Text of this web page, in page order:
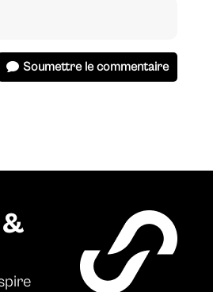
Soumettre le commentaire